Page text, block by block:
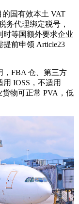
国有效本土 VAT
务代理绑定税号，
时等国额外要求企业
前申领 Article23
FBA 仓、第三方
IOSS，不适用
物可正常 PVA，低